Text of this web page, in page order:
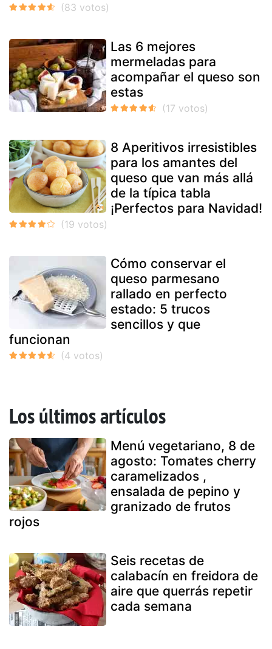
Las 6 mejores
mermeladas para
acompañar el queso son
estas
8 Aperitivos irresistibles
para los amantes del
queso que van más allá
de la típica tabla
¡Perfectos para Navidad!
Cómo conservar el
queso parmesano
rallado en perfecto
estado: 5 trucos
sencillos y que
funcionan
Los últimos artículos
Menú vegetariano, 8 de
agosto: Tomates cherry
caramelizados ,
ensalada de pepino y
granizado de frutos
rojos
Seis recetas de
calabacín en freidora de
aire que querrás repetir
cada semana